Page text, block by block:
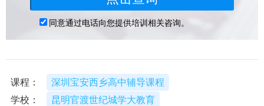
课程：
深圳宝安西乡高中辅导课程
学校：
昆明官渡世纪城学大教育